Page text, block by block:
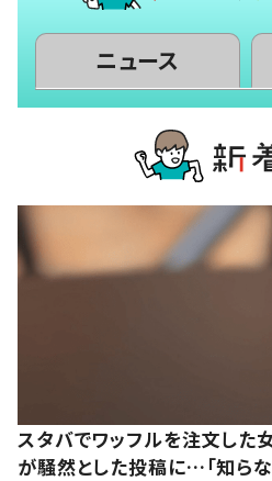
ニュース
スタバでワッフルを注文した
が騒然とした投稿に…「知らな